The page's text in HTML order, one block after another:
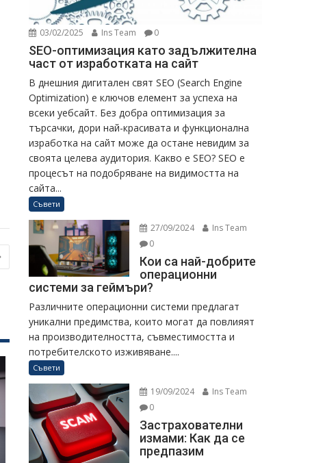
03/02/2025 Ins Team 0
SEO-оптимизация като задължителна
част от изработката на сайт
В днешния дигитален свят SEO (Search Engine
Optimization) е ключов елемент за успеха на
всеки уебсайт. Без добра оптимизация за
търсачки, дори най-красивата и функционална
изработка на сайт може да остане невидим за
своята целева аудитория. Какво е SEO? SEO е
процесът на подобряване на видимостта на
сайта...
Съвети
27/09/2024
Ins Team
0
Кои са най-добрите
операционни
системи за геймъри?
Различните операционни системи предлагат
уникални предимства, които могат да повлияят
на производителността, съвместимостта и
потребителското изживяване....
Съвети
19/09/2024
Ins Team
0
Застрахователни
измами: Как да се
предпазим